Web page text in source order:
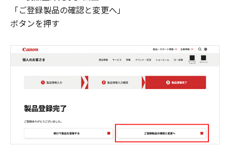
「ご登録製品の確認と変更へ」
ボタンを押す